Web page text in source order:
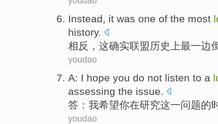
Instead, it was one of the most
history.
相反 ， 这确实联盟历史上最一边
youdao
A: I hope you do not listen to a
assessing the issue.
答 ： 我希望你在研究这一问题的
youdao